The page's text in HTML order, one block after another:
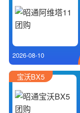
2026-08-10
宝沃BX5